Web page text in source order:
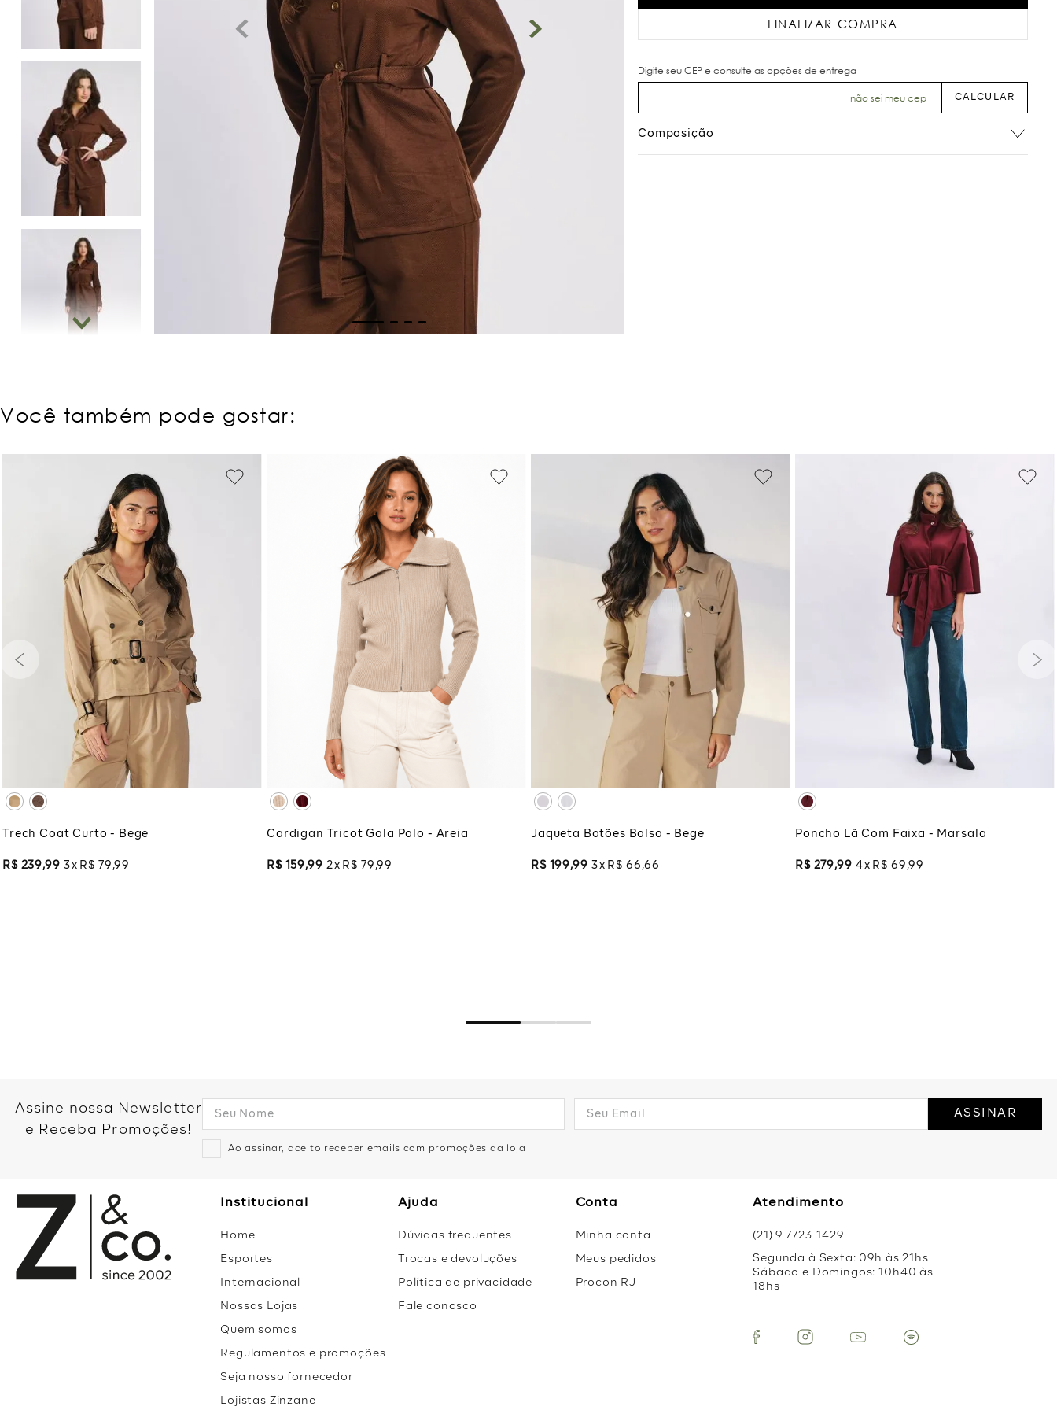
FINALIZAR COMPRA
não sei meu cep
Composição
Você também pode gostar:
G
M
P
XGG
ADICIONAR À SACOLA
Trech Coat Curto - Bege
R$ 239,99 3 R$ 79 ,99
G
P
XGG
ADICIONAR À SACOLA
Cardigan Tricot Gola Polo - Areia
R$ 159,99 2 R$ 79 ,99
G GG
P
XGG
ADICIONAR À SACOLA
Jaqueta Botões Bolso - Bege
R$ 199,99 3 R$ 66 ,66
G
M
ADICIONAR À SACOLA
Poncho Lã Com Faixa - Marsala
R$ 279,99 4 R$ 69 ,99
Assine nossa Newsletter
e Receba Promoções!
Ao assinar, aceito receber emails com promoções da loja
ASSINAR
Institucional
Home
Esportes
Internacional
Nossas Lojas
Quem somos
Regulamentos e promoções
Seja nosso fornecedor
Lojistas Zinzane
Ajuda
Dúvidas frequentes
Trocas e devoluções
Política de privacidade
Fale conosco
Conta
Minha conta
Meus pedidos
Procon RJ
Atendimento
(21) 9 7723-1429
Segunda à Sexta: 09h às 21hs
Sábado e Domingos: 10h40 às
18hs